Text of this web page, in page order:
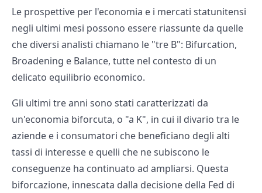
Le prospettive per l'economia e i mercati statunitensi
negli ultimi mesi possono essere riassunte da quelle
che diversi analisti chiamano le "tre B": Bifurcation,
Broadening e Balance, tutte nel contesto di un
delicato equilibrio economico.
Gli ultimi tre anni sono stati caratterizzati da
un'economia biforcuta, o "a K", in cui il divario tra le
aziende e i consumatori che beneficiano degli alti
tassi di interesse e quelli che ne subiscono le
conseguenze ha continuato ad ampliarsi. Questa
biforcazione, innescata dalla decisione della Fed di